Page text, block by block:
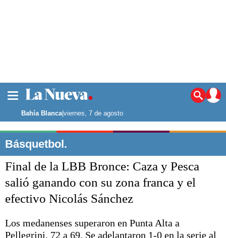
Noticias
La ciudad
Punta Alta
El mundo
Escenario Olímpico
Liga del Sur
Básquetbol
Bahía Blanca|viernes, 7 de agosto
Básquetbol.
Final de la LBB Bronce: Caza y Pesca
salió ganando con su zona franca y el
efectivo Nicolás Sánchez
Los medanenses superaron en Punta Alta a
Pellegrini, 72 a 69. Se adelantaron 1-0 en la serie al